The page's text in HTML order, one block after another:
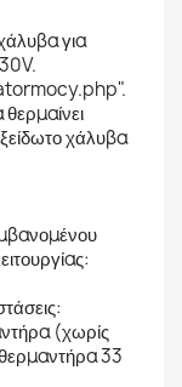
για
θερμαίνει
χάλυβα
(χωρίς
33